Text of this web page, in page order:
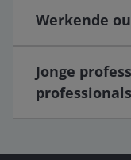
Werkende
Jonge